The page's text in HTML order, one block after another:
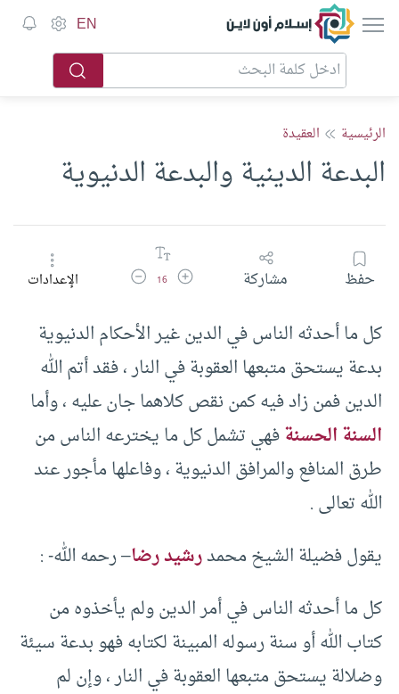
إسلام أون لاين EN
الرئيسية العقيدة
البدعة الدينية والبدعة الدنيوية
حفظ مشاركة زيادة حجم الخط
16 تقليل حجم الخطالإعدادات
كل ما أحدثه الناس في الدين غير الأحكام الدنيوية
بدعة يستحق متبعها العقوبة في النار ، فقد أتم الله
الدين فمن زاد فيه كمن نقص كلاهما جان عليه ، وأما
السنة الحسنةفهي تشمل كل ما يخترعه الناس من
طرق المنافع والمرافق الدنيوية ، وفاعلها مأجور عند
الله تعالى .
يقول فضيلة الشيخ محمدرشيد رضا– رحمه الله- :
كل ما أحدثه الناس في أمر الدين ولم يأخذوه من
كتاب الله أو سنة رسوله المبينة لكتابه فهو بدعة سيئة
وضلالة يستحق متبعها العقوبة في النار ، وإن لم